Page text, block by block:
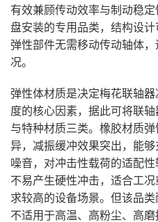
有效兼顾传动效率与制动稳
盘安装的专用品类，结构设
弹性部件无需移动传动轴体
况。
弹性体材质是决定梅花联轴
度的核心因素，据此可将联
与特种材质三类。橡胶材质
异，减振缓冲效果突出，能
噪音，对冲击性载荷的适配性
不易产生硬性冲击，适合工
求较高的设备场景。但该品类
不适用于高温、高粉尘、高